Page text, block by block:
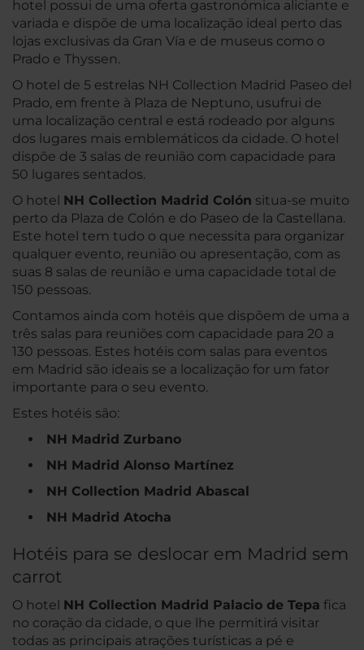
hotel possui de uma oferta gastronómica aliciante e
variada e dispõe de uma localização ideal perto das
lojas exclusivas da Gran Vía e de museus como o
Prado e Thyssen.
O hotel de 5 estrelas NH Collection Madrid Paseo del
Prado, em frente à Plaza de Neptuno, usufrui de
uma localização central e está rodeado por alguns
dos lugares mais emblemáticos da cidade. O hotel
dispõe de 3 salas de reunião com capacidade para
50 lugares sentados.
O hotel NH Collection Madrid Colón situa-se muito
perto da Plaza de Colón e do Paseo de la Castellana.
Este hotel tem tudo o que necessita para organizar
qualquer evento, reunião ou apresentação, com as
suas 8 salas de reunião e uma capacidade total de
150 pessoas.
Contamos ainda com hotéis que dispõem de uma a
três salas para reuniões com capacidade para 20 a
130 pessoas. Estes hotéis com salas para eventos
em Madrid são ideais se a localização for um fator
importante para o seu evento.
Estes hotéis são:
NH Madrid Zurbano
NH Madrid Alonso Martínez
NH Collection Madrid Abascal
NH Madrid Atocha
Hotéis para se deslocar em Madrid sem
carrot
O hotel NH Collection Madrid Palacio de Tepa fica
no coração da cidade, o que lhe permitirá visitar
todas as principais atrações turísticas a pé e